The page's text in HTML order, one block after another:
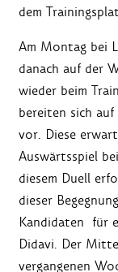
dem
Am Montag bei
danach auf der
wieder beim
bereiten sich
vor. Diese
Auswärtsspiel
diesem Duell
dieser
Kandidaten für
Didavi. Der
vergangenen